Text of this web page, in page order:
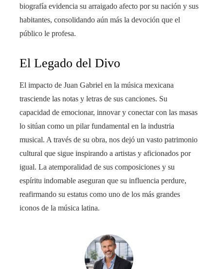
biografía evidencia su arraigado afecto por su nación y sus
habitantes, consolidando aún más la devoción que el
público le profesa.
El Legado del Divo
El impacto de Juan Gabriel en la música mexicana
trasciende las notas y letras de sus canciones. Su
capacidad de emocionar, innovar y conectar con las masas
lo sitúan como un pilar fundamental en la industria
musical. A través de su obra, nos dejó un vasto patrimonio
cultural que sigue inspirando a artistas y aficionados por
igual. La atemporalidad de sus composiciones y su
espíritu indomable aseguran que su influencia perdure,
reafirmando su estatus como uno de los más grandes
iconos de la música latina.